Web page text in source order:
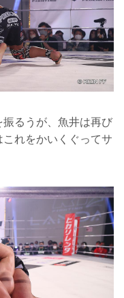
るうが、魚井は再び
れをかいくぐってサ